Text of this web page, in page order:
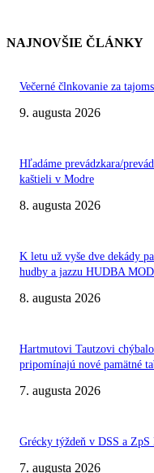
NAJNOVŠIE ČLÁNKY
Večerné člnkovanie za
9. augusta 2026
Hľadáme prevádzkara/
kaštieli v Modre
8. augusta 2026
K letu už vyše dve dekády
hudby a jazzu HUDBA
8. augusta 2026
Hartmutovi Tautzovi
pripomínajú nové pamätné
7. augusta 2026
Grécky týždeň v DSS a
7. augusta 2026